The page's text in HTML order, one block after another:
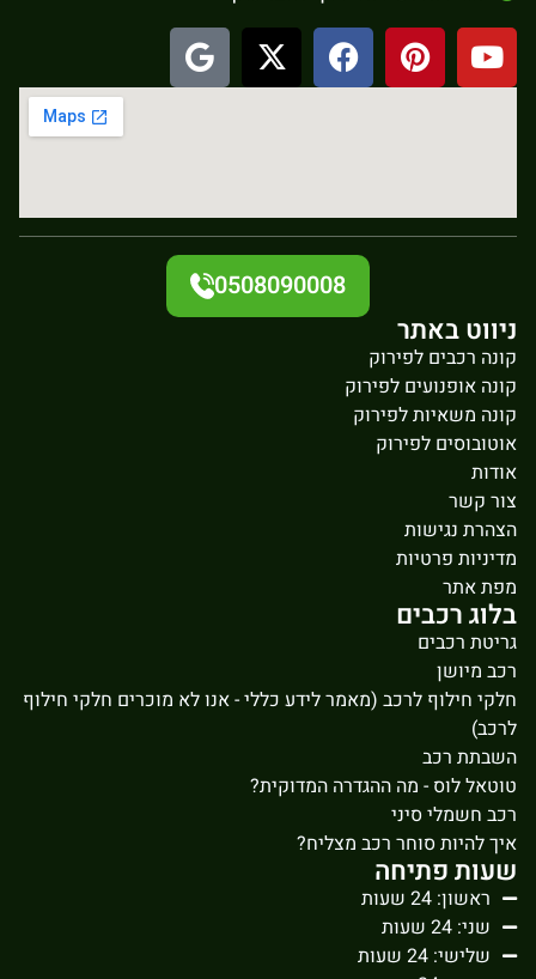
0508090008
ניווט באתר
קונה רכבים לפירוק
קונה אופנועים לפירוק
קונה משאיות לפירוק
אוטובוסים לפירוק
אודות
צור קשר
הצהרת נגישות
מדיניות פרטיות
מפת אתר
בלוג רכבים
גריטת רכבים
רכב מיושן
חלקי חילוף לרכב (מאמר לידע כללי - אנו לא מוכרים חלקי חילוף
לרכב)
השבתת רכב
טוטאל לוס - מה ההגדרה המדוקית?
רכב חשמלי סיני
איך להיות סוחר רכב מצליח?
שעות פתיחה
ראשון: 24 שעות
שני: 24 שעות
שלישי: 24 שעות